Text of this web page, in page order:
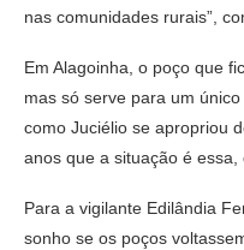
nas comunidades rurais”,
Em Alagoinha, o poço que
mas só serve para um
como Juciélio se apropriou
anos que a situação é essa,
Para a vigilante Edilândia
sonho se os poços